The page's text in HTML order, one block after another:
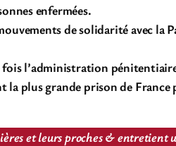
enfermées.
de solidarité avec la
l’administration pénitentiaire
la plus grande prison de
et leurs proches & entretient